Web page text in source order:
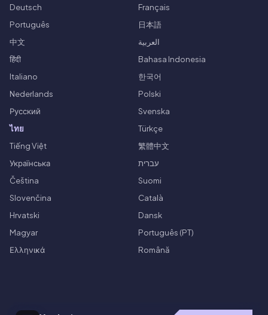
Deutsch
Français
Português
日本語
中文
العربية
हिंदी
Bahasa Indonesia
Italiano
한국어
Nederlands
Polski
Русский
Svenska
ไทย
Türkçe
Tiếng Việt
繁體中文
Українська
עברית
Čeština
Suomi
Slovenčina
Català
Hrvatski
Dansk
Magyar
Português (PT)
Ελληνικά
Română